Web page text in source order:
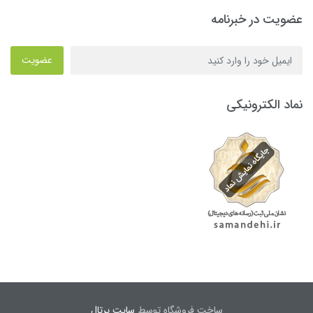
عضویت در خبرنامه
عضویت
نماد الکترونیکی